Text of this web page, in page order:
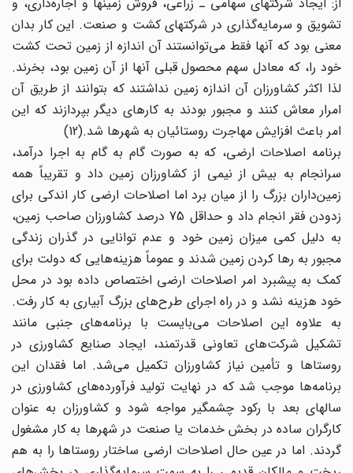
تشویق و سرمایه‌گذاری در شرکتهای کشت و صنعت. این کار بدان
معنی بود که آنها فقط می‌توانستند آن اندازه از زمین تحت کشت
خود را، که معادل سهم محصول قبلی آنها از آن زمین بود، بخرند.
لذا اکثر کشاورزان آن اندازه زمین نداشتند که بتوانند از طریق آن
امرار معاش کنند و مجبور بودند به کارهای دیگر بپردازند که این
امر باعث افزایش مهاجرت روستائیان به شهرها شد.(12)
برنامه اصلاحات ارضی، که به صورت گام به گام به اجرا درآمد،
سرانجام به بیش از نیمی از کشاورزان زمین داد و تقریباً همه
زمین‌داران بزرگ را از میان برد اما اصلاحات ارضی کار اندکی برای
زدودن فقر انجام داد و حداقل 75 درصد کشاورزان صاحب زمین،
به دلیل کمی میزان زمین خود و عدم توانایی در گذران زندگی
مجبور به رها کردن زمین شدند و عموماً هزینه‌هایی که دولت برای
کمک به پیشبرد امر اصلاحات ارضی اختصاص داده بود در محل
خود هزینه نشد و در راه اجرای طرح‌های بزرگ آبیاری به کار رفت.
به علاوه این اصلاحات می‌بایست با برنامه‌های جنبی مانند
تشکیل شرکت‌های تعاونی قدرتمند، ایجاد صنایع کشاورزی در
روستاها و تأمین نیاز کشاورزان تکمیل می‌شد. اما فقدان این
برنامه‌ها موجب شد که در نهایت تولید فرآورده‌های کشاورزی در
سالهای بعد با رکود چشمگیر مواجه شود و کشاورزان به عنوان
کارگران ساده در بخش خدمات یا صنعت در شهرها به کار مشغول
گردند. اما در عین حال اصلاحات ارضی ساختار روستاها را به هم